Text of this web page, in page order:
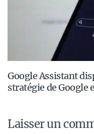
Google Assistant
stratégie de Google
Laisser un